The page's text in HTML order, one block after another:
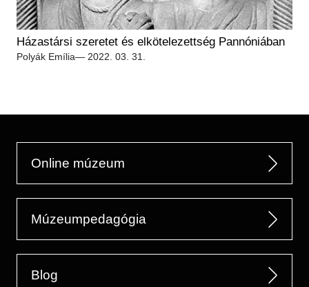
Házastársi szeretet és elkötelezettség Pannóniában
Polyák Emília— 2022. 03. 31.
Online múzeum
Múzeumpedagógia
Blog